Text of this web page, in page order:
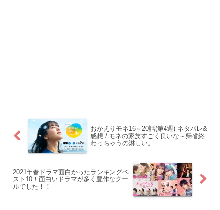
おかえりモネ16～20話(第4週) ネタバレ&
感想 / モネの家族すごく良いな～帰省終
わっちゃうの淋しい。
2021年春ドラマ面白かったランキングベ
スト10！面白いドラマが多く豊作なクー
ルでした！！